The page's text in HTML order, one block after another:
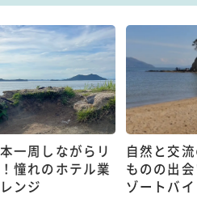
一周しながらリ
憧れのホテル業
ンジ
自然と交
ものの出
ゾートバ